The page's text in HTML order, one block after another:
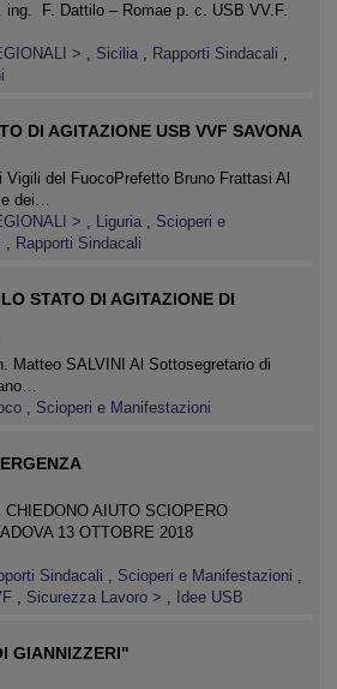
ing. F. Dattilo – Romae p. c. USB VV.F.
> , Sicilia , Rapporti Sindacali ,
DI AGITAZIONE USB VVF SAVONA
del FuocoPrefetto Bruno Frattasi Al
dei…
> , Liguria , Scioperi e
, Rapporti Sindacali
STATO DI AGITAZIONE DI
Matteo SALVINI Al Sottosegretario di
, Scioperi e Manifestazioni
CHIEDONO AIUTO SCIOPERO
13 OTTOBRE 2018
Sindacali , Scioperi e Manifestazioni ,
, Sicurezza Lavoro > , Idee USB
GIANNIZZERI"